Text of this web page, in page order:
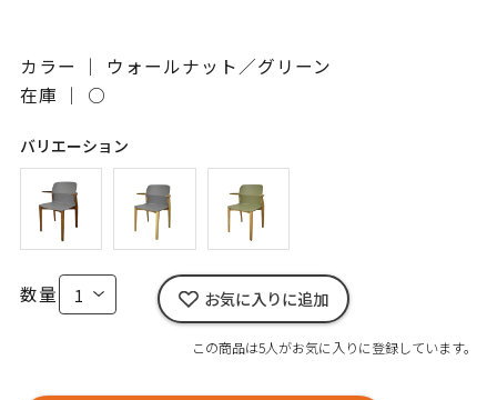
カラー ｜ ウォールナット／グリーン
在庫 ｜ ○
バリエーション
数量 お気に入りに追加
この商品は5人がお気に入りに登録しています。